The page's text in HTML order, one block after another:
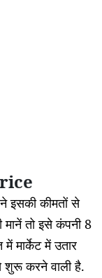
इसकी कीमतों से
मानें तो इसे कंपनी 8
मार्केट में उतार
शुरू करने वाली है.